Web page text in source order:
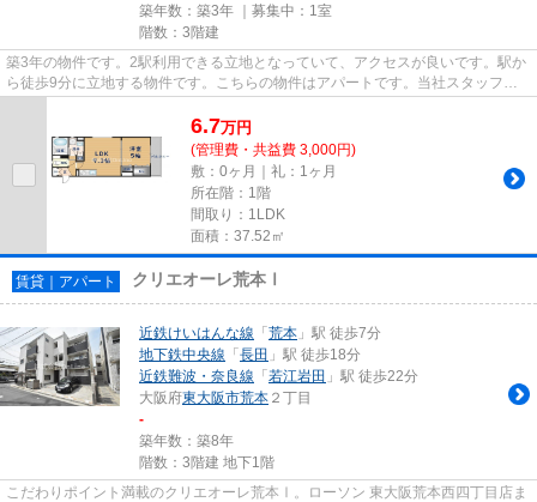
築年数：築3年 ｜募集中： 1室
階数：3階建
築3年の物件です。2駅利用できる立地となっていて、アクセスが良いです。駅か
ら徒歩9分に立地する物件です。こちらの物件はアパートです。当社スタッフが
地域の賃貸情報をご提供いたし...
6.7万円
(管理費・共益費 3,000円)
敷：0ヶ月｜礼：1ヶ月
所在階：1階
間取り：1LDK
面積：37.52㎡
賃貸｜アパート クリエオーレ荒本Ⅰ
近鉄けいはんな線 「荒本 」駅 徒歩7分
地下鉄中央線 「長田 」駅 徒歩18分
近鉄難波・奈良線 「若江岩田 」駅 徒歩22分
大阪府東大阪市荒本 ２丁目
-
築年数：築8年
階数：3階建 地下1階
こだわりポイント満載のクリエオーレ荒本Ⅰ。ローソン 東大阪荒本西四丁目店ま